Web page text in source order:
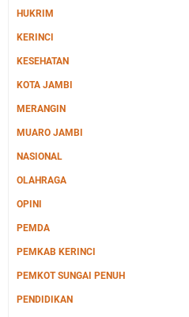
HUKRIM
KERINCI
KESEHATAN
KOTA JAMBI
MERANGIN
MUARO JAMBI
NASIONAL
OLAHRAGA
OPINI
PEMDA
PEMKAB KERINCI
PEMKOT SUNGAI PENUH
PENDIDIKAN